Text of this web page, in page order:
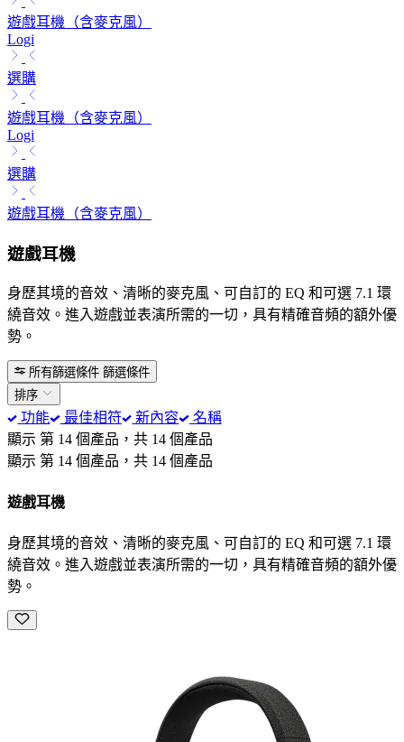
遊戲耳機（含麥克風）
Logi
選購
遊戲耳機（含麥克風）
Logi
選購
遊戲耳機（含麥克風）
遊戲耳機
身歷其境的音效、清晰的麥克風、可自訂的 EQ 和可選 7.1 環
繞音效。進入遊戲並表演所需的一切，具有精確音頻的額外優
勢。
所有篩選條件 篩選條件
排序
功能 最佳相符 新內容
名稱
顯示 第 14 個產品，共 14 個產品
顯示 第 14 個產品，共 14 個產品
遊戲耳機
身歷其境的音效、清晰的麥克風、可自訂的 EQ 和可選 7.1 環
繞音效。進入遊戲並表演所需的一切，具有精確音頻的額外優
勢。